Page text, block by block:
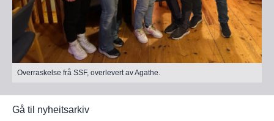
Overraskelse frå SSF, overlevert av Agathe.
Gå til nyheitsarkiv